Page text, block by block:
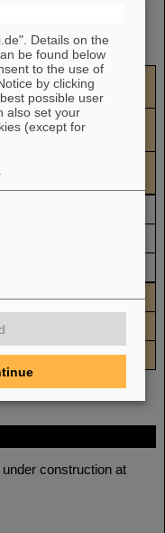
construction at
Details on the
be found below
to the use of
by clicking
possible user
also set your
(except for